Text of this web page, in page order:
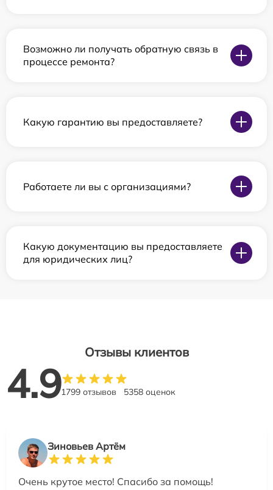
Возможно ли получать обратную связь в
процессе ремонта?
Какую гарантию вы предоставляете?
Работаете ли вы с организациями?
Какую документацию вы предоставляете
для юридических лиц?
Отзывы клиентов
4.91799 отзывов 5358 оценок
Зиновьев Артём
Очень крутое место! Спасибо за помощь!